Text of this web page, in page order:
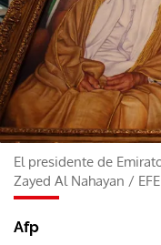
El presidente de
Zayed Al Nahayan / EFE
Afp